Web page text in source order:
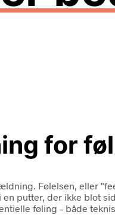
for
Følelsen, eller
putter, der ikke blot
føling – både